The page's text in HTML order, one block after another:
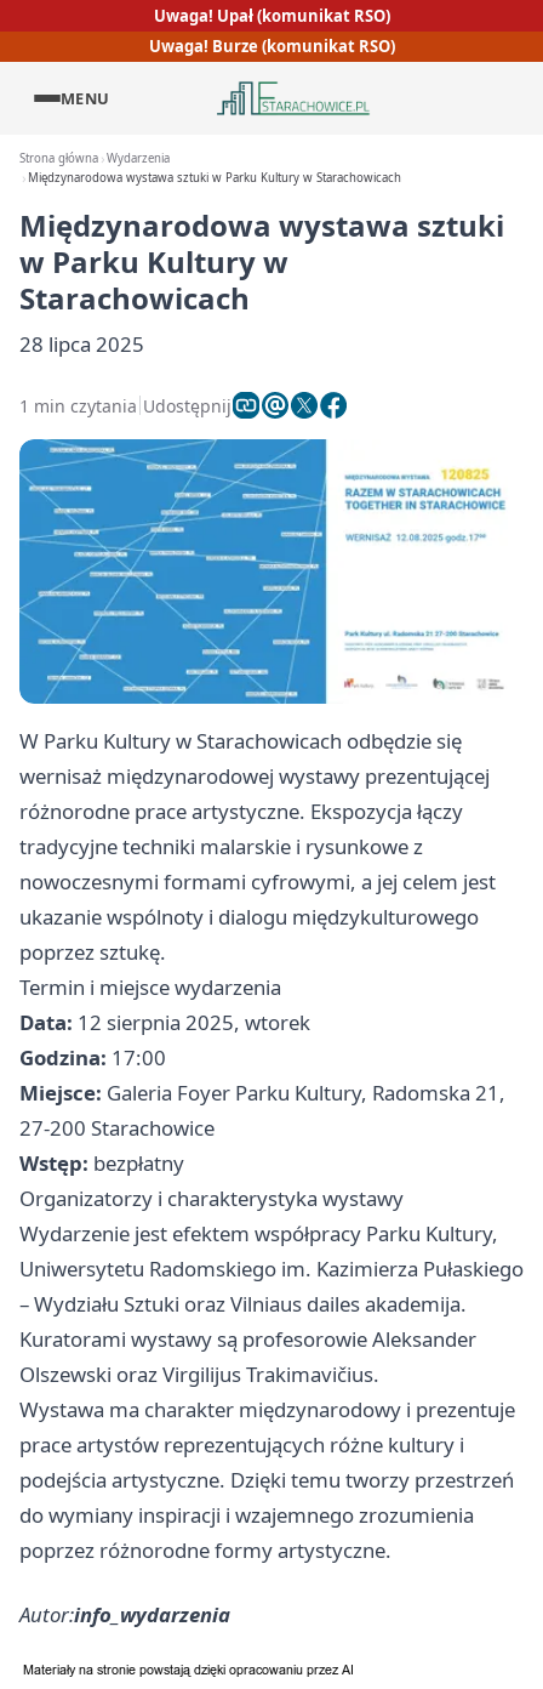
Uwaga! Upał (komunikat RSO)
Uwaga! Burze (komunikat RSO)
MENU
Strona główna Wydarzenia
Międzynarodowa wystawa sztuki w Parku Kultury w Starachowicach
Międzynarodowa wystawa sztuki
w Parku Kultury w
Starachowicach
28 lipca 2025
1 min czytania Udostępnij
W Parku Kultury w Starachowicach odbędzie się
wernisaż międzynarodowej wystawy prezentującej
różnorodne prace artystyczne. Ekspozycja łączy
tradycyjne techniki malarskie i rysunkowe z
nowoczesnymi formami cyfrowymi, a jej celem jest
ukazanie wspólnoty i dialogu międzykulturowego
poprzez sztukę.
Termin i miejsce wydarzenia
Data: 12 sierpnia 2025, wtorek
Godzina: 17:00
Miejsce: Galeria Foyer Parku Kultury, Radomska 21,
27-200 Starachowice
Wstęp: bezpłatny
Organizatorzy i charakterystyka wystawy
Wydarzenie jest efektem współpracy Parku Kultury,
Uniwersytetu Radomskiego im. Kazimierza Pułaskiego
– Wydziału Sztuki oraz Vilniaus dailes akademija.
Kuratorami wystawy są profesorowie Aleksander
Olszewski oraz Virgilijus Trakimavičius.
Wystawa ma charakter międzynarodowy i prezentuje
prace artystów reprezentujących różne kultury i
podejścia artystyczne. Dzięki temu tworzy przestrzeń
do wymiany inspiracji i wzajemnego zrozumienia
poprzez różnorodne formy artystyczne.
Autor:info_wydarzenia